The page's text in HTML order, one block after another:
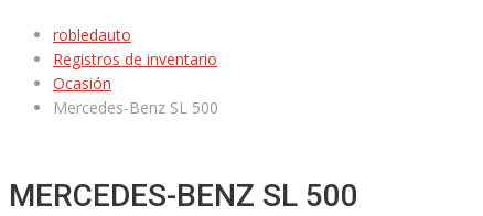
robledauto
Registros de inventario
Ocasión
Mercedes-Benz SL 500
MERCEDES-BENZ SL 500